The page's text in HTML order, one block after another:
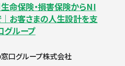
生命保険・損害保険からNI
｜お客さまの人生設計を支
グループ
口グループ株式会社